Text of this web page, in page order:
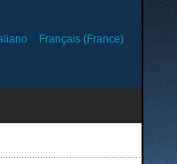
Français (France)